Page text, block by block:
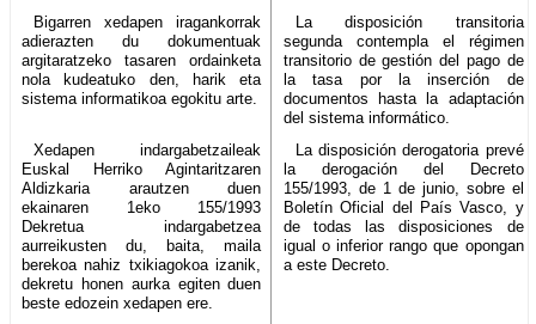
Bigarren xedapen iragankorrak
adierazten du dokumentuak
argitaratzeko tasaren ordainketa
nola kudeatuko den, harik eta
sistema informatikoa egokitu arte.
La disposición transitoria
segunda contempla el régimen
transitorio de gestión del pago de
la tasa por la inserción de
documentos hasta la adaptación
del sistema informático.
Xedapen indargabetzaileak
Euskal Herriko Agintaritzaren
Aldizkaria arautzen duen
ekainaren 1eko 155/1993
Dekretua indargabetzea
aurreikusten du, baita, maila
berekoa nahiz txikiagokoa izanik,
dekretu honen aurka egiten duen
beste edozein xedapen ere.
La disposición derogatoria prevé
la derogación del Decreto
155/1993, de 1 de junio, sobre el
Boletín Oficial del País Vasco, y
de todas las disposiciones de
igual o inferior rango que opongan
a este Decreto.